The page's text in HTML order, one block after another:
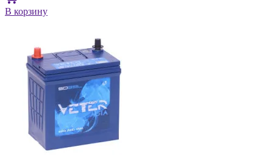
В корзину